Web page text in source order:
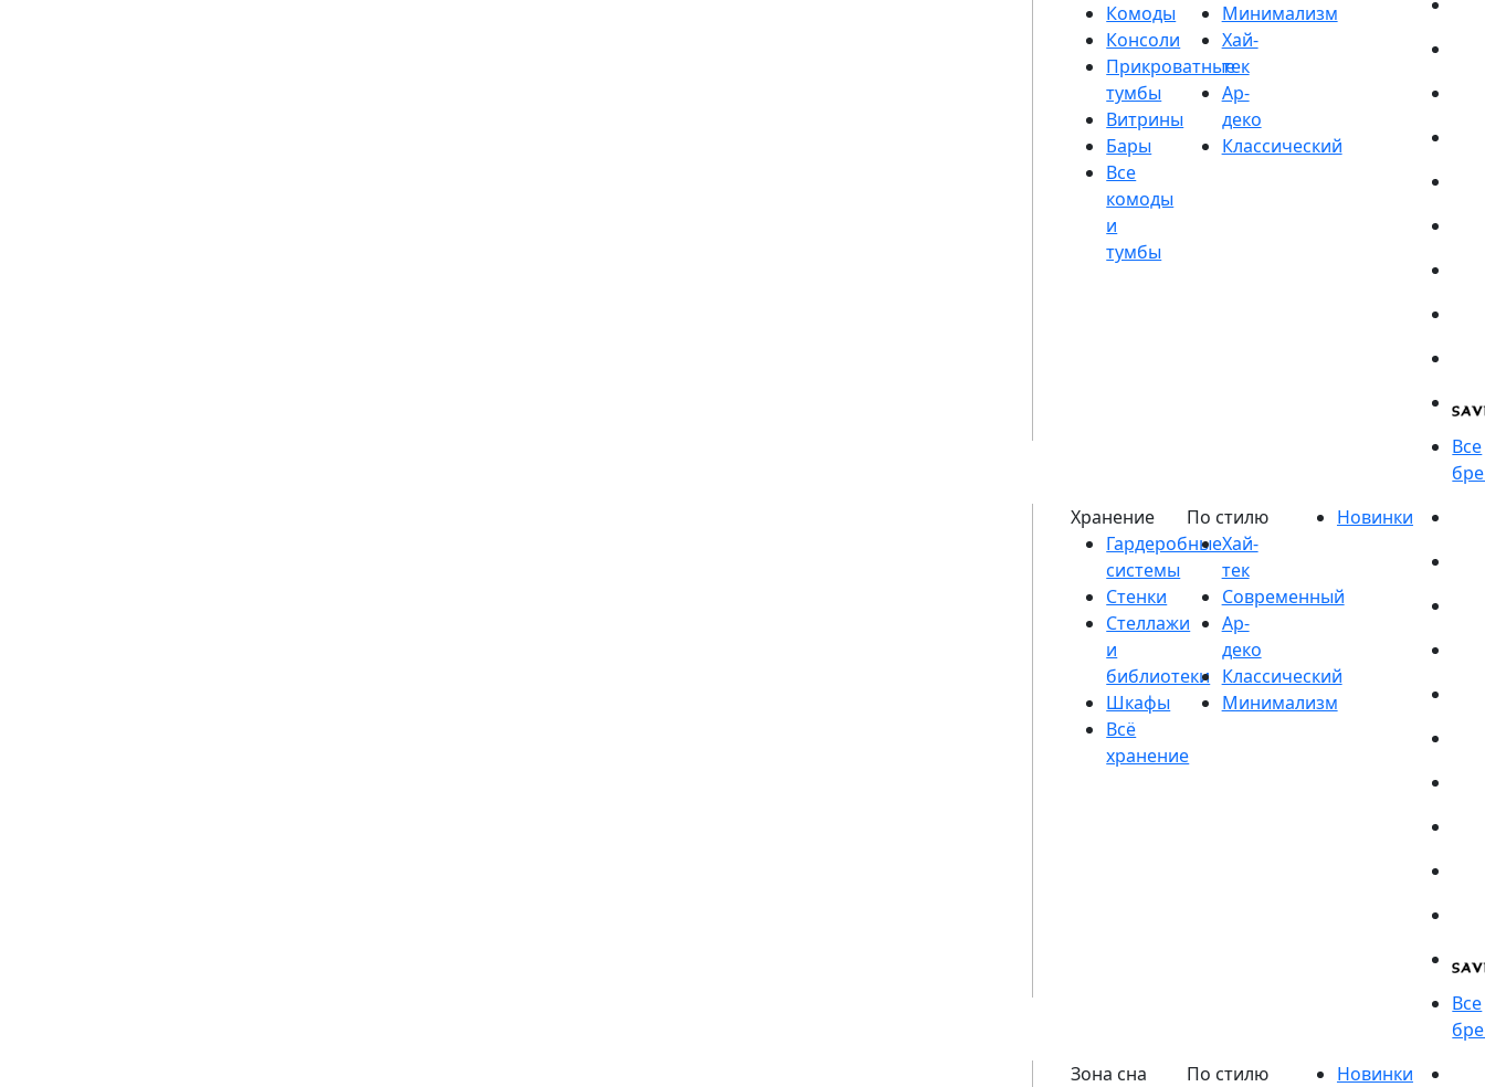
Комоды
Консоли
Прикроватные
тумбы
Витрины
Бары
Гардеробные
системы
Стенки
Стеллажи
и
библиотеки
Шкафы